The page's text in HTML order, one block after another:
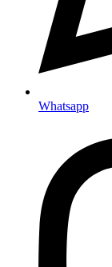
Whatsapp